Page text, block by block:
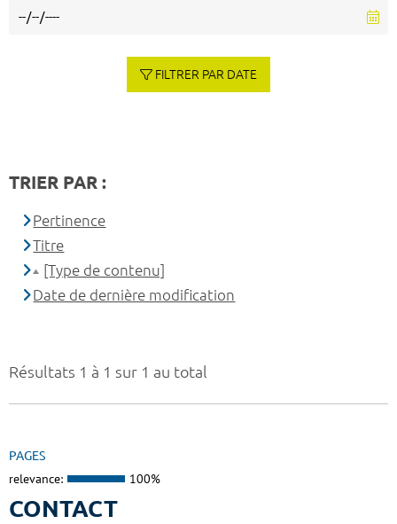
Résultats 1 à 1 sur 1 au total
PAGES
relevance: 100%
CONTACT
FILTRER PAR DATE
TRIER PAR :
Pertinence
Titre
[Type de contenu]
Date de dernière modification